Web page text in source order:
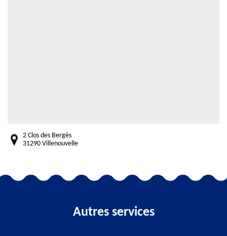
2 Clos des Bergès
31290 Villenouvelle
Autres services